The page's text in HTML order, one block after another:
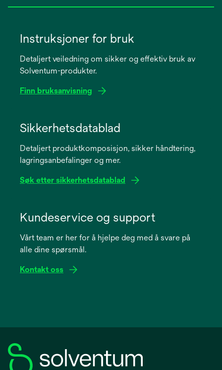
Instruksjoner for bruk
Detaljert veiledning om sikker og effektiv bruk av
Solventum-produkter.
Finn bruksanvisning
new
Sikkerhetsdatablad
Detaljert produktkomposisjon, sikker håndtering,
lagringsanbefalinger og mer.
Søk etter sikkerhetsdatablad
new
Kundeservice og support
Vårt team er her for å hjelpe deg med å svare på
alle dine spørsmål.
Kontakt oss